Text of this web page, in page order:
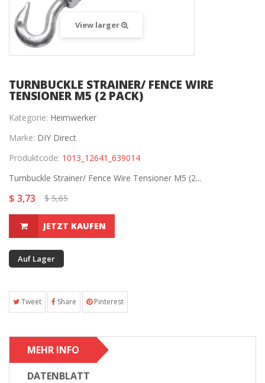
View larger
TURNBUCKLE STRAINER/ FENCE WIRE
TENSIONER M5 (2 PACK)
Kategorie: Heimwerker
Marke: DIY Direct
Produktcode: 1013_12641_639014
Turnbuckle Strainer/ Fence Wire Tensioner M5 (2...
$ 3,73 $ 5,65
JETZT KAUFEN
Auf Lager
Tweet Share Pinterest
MEHR INFO
DATENBLATT